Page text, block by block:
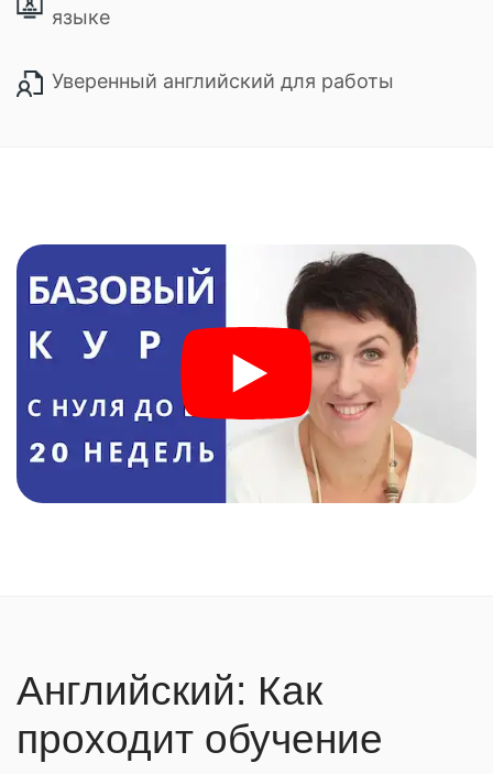
языке
Уверенный английский для работы
Английский: Как
проходит обучение